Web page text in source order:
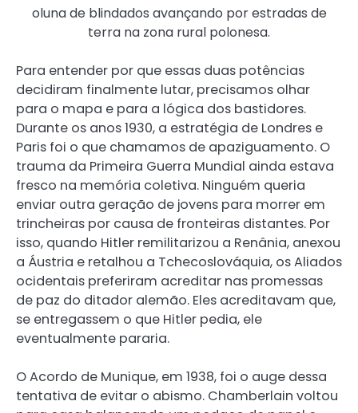
oluna de blindados avançando por estradas de
terra na zona rural polonesa.
Para entender por que essas duas potências
decidiram finalmente lutar, precisamos olhar
para o mapa e para a lógica dos bastidores.
Durante os anos 1930, a estratégia de Londres e
Paris foi o que chamamos de apaziguamento. O
trauma da Primeira Guerra Mundial ainda estava
fresco na memória coletiva. Ninguém queria
enviar outra geração de jovens para morrer em
trincheiras por causa de fronteiras distantes. Por
isso, quando Hitler remilitarizou a Renânia, anexou
a Áustria e retalhou a Tchecoslováquia, os Aliados
ocidentais preferiram acreditar nas promessas
de paz do ditador alemão. Eles acreditavam que,
se entregassem o que Hitler pedia, ele
eventualmente pararia.
O Acordo de Munique, em 1938, foi o auge dessa
tentativa de evitar o abismo. Chamberlain voltou